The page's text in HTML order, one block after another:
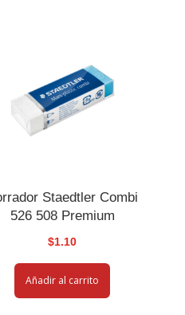
Staedtler Combi
526 508 Premium
$1.10
Añadir al carrito